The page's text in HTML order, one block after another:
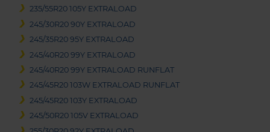
235/55R20 105Y EXTRALOAD
245/30R20 90Y EXTRALOAD
245/35R20 95Y EXTRALOAD
245/40R20 99Y EXTRALOAD
245/40R20 99Y EXTRALOAD RUNFLAT
245/45R20 103W EXTRALOAD RUNFLAT
245/45R20 103Y EXTRALOAD
245/50R20 105V EXTRALOAD